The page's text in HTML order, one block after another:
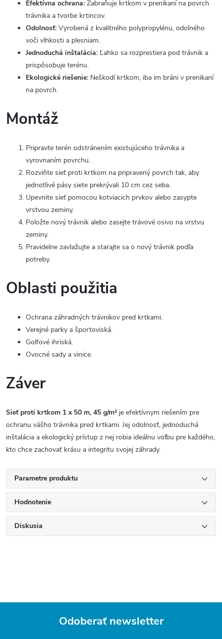
Efektívna ochrana: Zabraňuje krtkom v prenikaní na povrch
trávnika a tvorbe krtincov.
Odolnosť: Vyrobená z kvalitného polypropylénu, odolného
voči vlhkosti a plesniam.
Jednoduchá inštalácia: Ľahko sa rozprestiera pod trávnik a
prispôsobuje terénu.
Ekologické riešenie: Neškodí krtkom, iba im bráni v prenikaní
na povrch.
Montáž
Pripravte terén odstránením existujúceho trávnika a
vyrovnaním povrchu.
Rozviňte sieť proti krtkom na pripravený povrch tak, aby
jednotlivé pásy siete prekrývali 10 cm cez seba.
Upevnite sieť pomocou kotviacich prvkov alebo zasypte
vrstvou zeminy.
Položte nový trávnik alebo zasejte trávové osivo na vrstvu
zeminy.
Pravidelne zavlažujte a starajte sa o nový trávnik podľa
potreby.
Oblasti použitia
Ochrana záhradných trávnikov pred krtkami.
Verejné parky a športoviská.
Golfové ihriská.
Ovocné sady a vinice.
Záver
Sieť proti krtkom 1 x 50 m, 45 g/m² je efektívnym riešením pre
ochranu vášho trávnika pred krtkami. Jej odolnosť, jednoduchá
inštalácia a ekologický prístup z nej robia ideálnu voľbu pre každého,
kto chce zachovať krásu a integritu svojej záhrady.
Parametre produktu
Hodnotenie
Diskusia
Odoberať newsletter